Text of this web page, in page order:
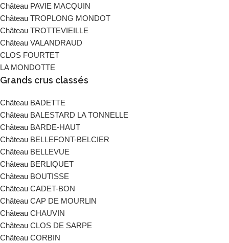
Château PAVIE MACQUIN
Château TROPLONG MONDOT
Château TROTTEVIEILLE
Château VALANDRAUD
CLOS FOURTET
LA MONDOTTE
Grands crus classés
Château BADETTE
Château BALESTARD LA TONNELLE
Château BARDE-HAUT
Château BELLEFONT-BELCIER
Château BELLEVUE
Château BERLIQUET
Château BOUTISSE
Château CADET-BON
Château CAP DE MOURLIN
Château CHAUVIN
Château CLOS DE SARPE
Château CORBIN